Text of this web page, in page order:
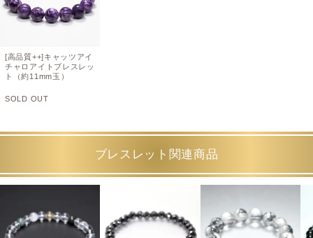
[高品質++]キャッツアイ
チャロアイトブレスレッ
ト（約11mm玉）
SOLD OUT
ブレスレット関連商品